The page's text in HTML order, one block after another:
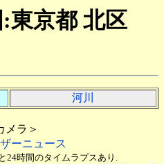
東京都 北区
河川
メラ＞
ーニュース
24時間のタイムラプスあり.